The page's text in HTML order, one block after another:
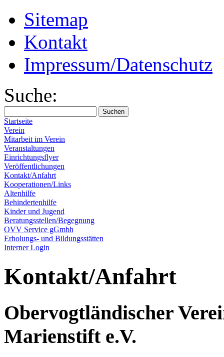
Sitemap
Kontakt
Impressum/Datenschutz
Suche:
Startseite
Verein
Mitarbeit im Verein
Veranstaltungen
Einrichtungsflyer
Veröffentlichungen
Kontakt/Anfahrt
Kooperationen/Links
Altenhilfe
Behindertenhilfe
Kinder und Jugend
Beratungsstellen/Begegnung
OVV Service gGmbh
Erholungs- und Bildungsstätten
Interner Login
Kontakt/Anfahrt
Obervogtländischer
Marienstift e.V.